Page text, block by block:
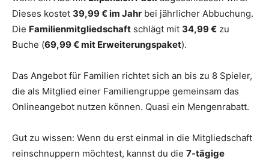
Dieses kostet 39,99 € im Jahr bei jährlicher Abbuchung.
Die Familienmitgliedschaft schlägt mit 34,99 € zu
Buche (69,99 € mit Erweiterungspaket).
Das Angebot für Familien richtet sich an bis zu 8 Spieler,
die als Mitglied einer Familiengruppe gemeinsam das
Onlineangebot nutzen können. Quasi ein Mengenrabatt.
Gut zu wissen: Wenn du erst einmal in die Mitgliedschaft
reinschnuppern möchtest, kannst du die 7-tägige